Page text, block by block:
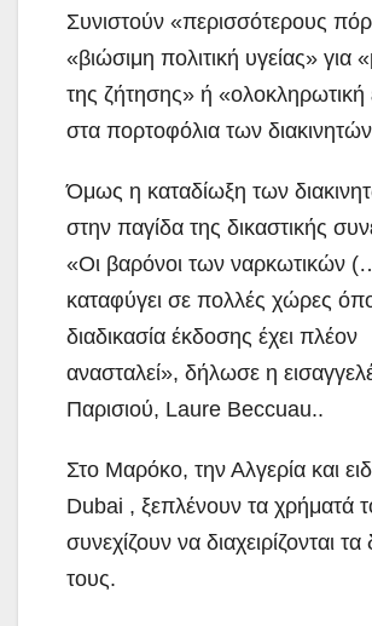
Συνιστούν «περισσότερους
«βιώσιμη πολιτική υγείας» για
της ζήτησης» ή «ολοκληρωτική
στα πορτοφόλια των
Όμως η καταδίωξη των
στην παγίδα της δικαστικής
«Οι βαρόνοι των ναρκωτικών
καταφύγει σε πολλές χώρες
διαδικασία έκδοσης έχει πλέον
ανασταλεί», δήλωσε η
Παρισιού, Laure Beccuau..
Στο Μαρόκο, την Αλγερία και
Dubai , ξεπλένουν τα χρήματά
συνεχίζουν να διαχειρίζονται τα
τους.